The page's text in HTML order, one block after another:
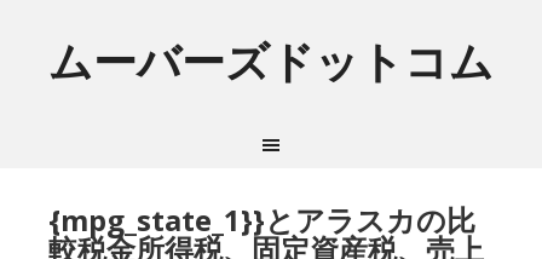
ムーバーズドットコム
{mpg_state_1}}とアラスカの比
較税金所得税、固定資産税、売上